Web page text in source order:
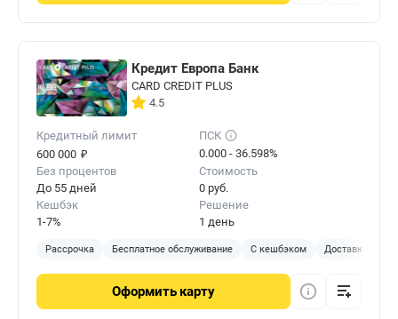
Кредит Европа Банк
CARD CREDIT PLUS
4.5
Кредитный лимит
600 000 ₽
ПСК
0.000 - 36.598%
Без процентов
До 55 дней
Стоимость
0 руб.
Кешбэк
1-7%
Решение
1 день
Рассрочка Бесплатное обслуживание С кешбэком Доставка на
Оформить карту